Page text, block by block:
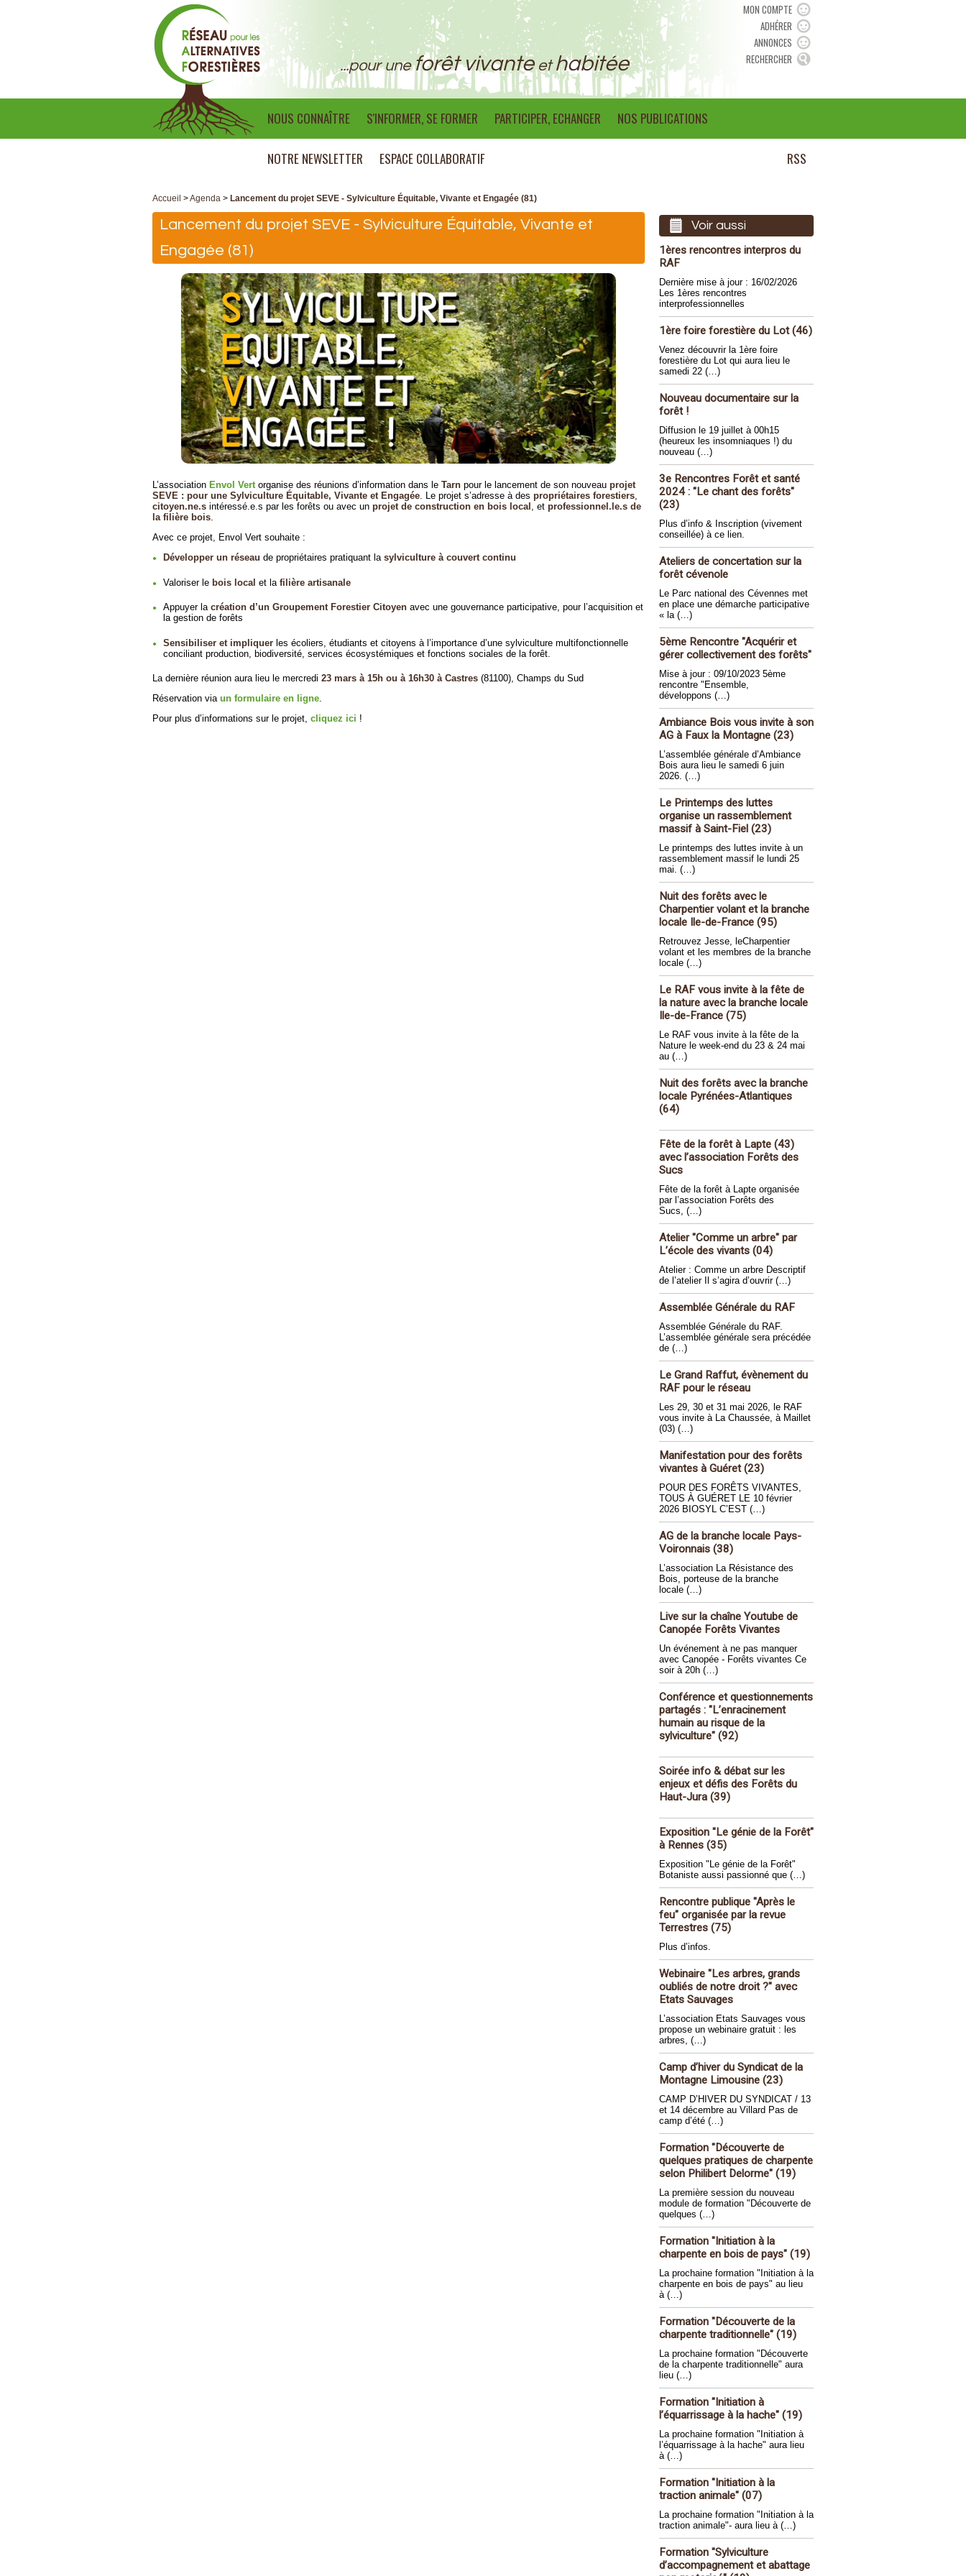
...pour uneforêt vivanteethabitée
MON COMPTE
ADHÉRER
ANNONCES
RECHERCHER
NOUS CONNAÎTRE S'INFORMER, SE FORMER PARTICIPER, ECHANGER NOS PUBLICATIONS
NOTRE NEWSLETTER ESPACE COLLABORATIF RSS
Accueil >Agenda > Lancement du projet SEVE - Sylviculture Équitable, Vivante et Engagée (81)
Lancement du projet SEVE - Sylviculture Équitable, Vivante et
Engagée (81)
L’association Envol Vertorganise des réunions d’information dans le Tarn pour le lancement de son nouveau projet
SEVE : pour une Sylviculture Équitable, Vivante et Engagée. Le projet s’adresse à des propriétaires forestiers,
citoyen.ne.s intéressé.e.s par les forêts ou avec un projet de construction en bois local , et professionnel.le.s de
la filière bois.
Avec ce projet, Envol Vert souhaite :
Développer un réseau de propriétaires pratiquant la sylviculture à couvert continu
Valoriser le bois local et la filière artisanale
Appuyer la création d’un Groupement Forestier Citoyen avec une gouvernance participative, pour l’acquisition et
la gestion de forêts
Sensibiliser et impliquer les écoliers, étudiants et citoyens à l’importance d’une sylviculture multifonctionnelle
conciliant production, biodiversité, services écosystémiques et fonctions sociales de la forêt.
La dernière réunion aura lieu le mercredi 23 mars à 15h ou à 16h30 à Castres (81100), Champs du Sud
Réservation via un formulaire en ligne.
Pour plus d’informations sur le projet, cliquez ici !
Voir aussi
1ères rencontres interpros du
RAF
Dernière mise à jour : 16/02/2026
Les 1ères rencontres
interprofessionnelles
1ère foire forestière du Lot (46)
Venez découvrir la 1ère foire
forestière du Lot qui aura lieu le
samedi 22 (…)
Nouveau documentaire sur la
forêt !
Diffusion le 19 juillet à 00h15
(heureux les insomniaques !) du
nouveau (…)
3e Rencontres Forêt et santé
2024 : "Le chant des forêts"
(23)
Plus d’info & Inscription (vivement
conseillée) à ce lien.
Ateliers de concertation sur la
forêt cévenole
Le Parc national des Cévennes met
en place une démarche participative
« la (…)
5ème Rencontre "Acquérir et
gérer collectivement des forêts"
Mise à jour : 09/10/2023 5ème
rencontre "Ensemble,
développons (…)
Ambiance Bois vous invite à son
AG à Faux la Montagne (23)
L’assemblée générale d’Ambiance
Bois aura lieu le samedi 6 juin
2026. (…)
Le Printemps des luttes
organise un rassemblement
massif à Saint-Fiel (23)
Le printemps des luttes invite à un
rassemblement massif le lundi 25
mai. (…)
Nuit des forêts avec le
Charpentier volant et la branche
locale Ile-de-France (95)
Retrouvez Jesse, leCharpentier
volant et les membres de la branche
locale (…)
Le RAF vous invite à la fête de
la nature avec la branche locale
Ile-de-France (75)
Le RAF vous invite à la fête de la
Nature le week-end du 23 & 24 mai
au (…)
Nuit des forêts avec la branche
locale Pyrénées-Atlantiques
(64)
Fête de la forêt à Lapte (43)
avec l’association Forêts des
Sucs
Fête de la forêt à Lapte organisée
par l’association Forêts des
Sucs, (…)
Atelier "Comme un arbre" par
L’école des vivants (04)
Atelier : Comme un arbre Descriptif
de l’atelier Il s’agira d’ouvrir (…)
Assemblée Générale du RAF
Assemblée Générale du RAF.
L’assemblée générale sera précédée
de (…)
Le Grand Raffut, évènement du
RAF pour le réseau
Les 29, 30 et 31 mai 2026, le RAF
vous invite à La Chaussée, à Maillet
(03) (…)
Manifestation pour des forêts
vivantes à Guéret (23)
POUR DES FORÊTS VIVANTES,
TOUS À GUÉRET LE 10 février
2026 BIOSYL C’EST (…)
AG de la branche locale Pays-
Voironnais (38)
L’association La Résistance des
Bois, porteuse de la branche
locale (…)
Live sur la chaîne Youtube de
Canopée Forêts Vivantes
Un événement à ne pas manquer
avec Canopée - Forêts vivantes Ce
soir à 20h (…)
Conférence et questionnements
partagés : "L’enracinement
humain au risque de la
sylviculture" (92)
Soirée info & débat sur les
enjeux et défis des Forêts du
Haut-Jura (39)
Exposition "Le génie de la Forêt"
à Rennes (35)
Exposition "Le génie de la Forêt"
Botaniste aussi passionné que (…)
Rencontre publique "Après le
feu" organisée par la revue
Terrestres (75)
Plus d’infos.
Webinaire "Les arbres, grands
oubliés de notre droit ?" avec
Etats Sauvages
L’association Etats Sauvages vous
propose un webinaire gratuit : les
arbres, (…)
Camp d’hiver du Syndicat de la
Montagne Limousine (23)
CAMP D’HIVER DU SYNDICAT / 13
et 14 décembre au Villard Pas de
camp d’été (…)
Formation "Découverte de
quelques pratiques de charpente
selon Philibert Delorme" (19)
La première session du nouveau
module de formation "Découverte de
quelques (…)
Formation "Initiation à la
charpente en bois de pays" (19)
La prochaine formation "Initiation à la
charpente en bois de pays" au lieu
à (…)
Formation "Découverte de la
charpente traditionnelle" (19)
La prochaine formation "Découverte
de la charpente traditionnelle" aura
lieu (…)
Formation "Initiation à
l’équarrissage à la hache" (19)
La prochaine formation "Initiation à
l’équarrissage à la hache" aura lieu
à (…)
Formation "Initiation à la
traction animale" (07)
La prochaine formation "Initiation à la
traction animale"- aura lieu à (…)
Formation "Sylviculture
d’accompagnement et abattage